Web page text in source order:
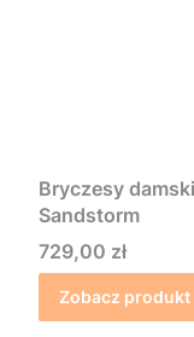
Bryczesy
Sandstorm
Cena
729,00 zł
Zobacz produkt